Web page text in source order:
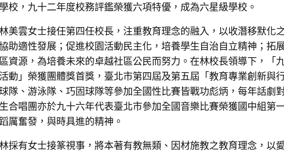
校，九十二年度校務評鑑榮獲六項特優，成為六星級學校。
美雲女士接任第四任校長，注重教育理念的融入，以收潛移默化
助適性發展；促進校園活動民主化，培養學生自治自立精神；拓
資源，為培養未來的卓越社區公民而努力。在林校長領導下，「
動」榮獲團體獎首獎，臺北市第四屆及第五屆「教育專業創新與
隊、游泳隊、巧固球隊等參加全國性比賽皆戰功彪炳，每年話劇
合唱團亦於九十六年代表臺北市參加全國音樂比賽榮獲國中組第
厲奮發，與時具進的精神。
採有女士接篆視事，將本著有教無類、因材施教之教育理念，以